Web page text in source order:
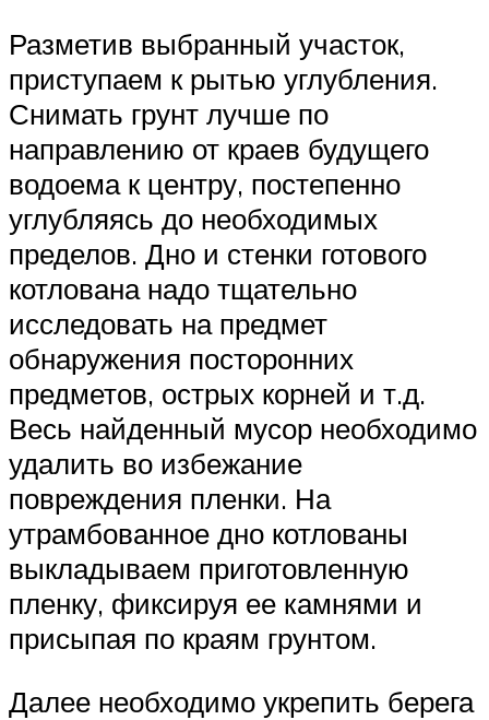
Разметив выбранный участок,
приступаем к рытью углубления.
Снимать грунт лучше по
направлению от краев будущего
водоема к центру, постепенно
углубляясь до необходимых
пределов. Дно и стенки готового
котлована надо тщательно
исследовать на предмет
обнаружения посторонних
предметов, острых корней и т.д.
Весь найденный мусор необходимо
удалить во избежание
повреждения пленки. На
утрамбованное дно котлованы
выкладываем приготовленную
пленку, фиксируя ее камнями и
присыпая по краям грунтом.
Далее необходимо укрепить берега